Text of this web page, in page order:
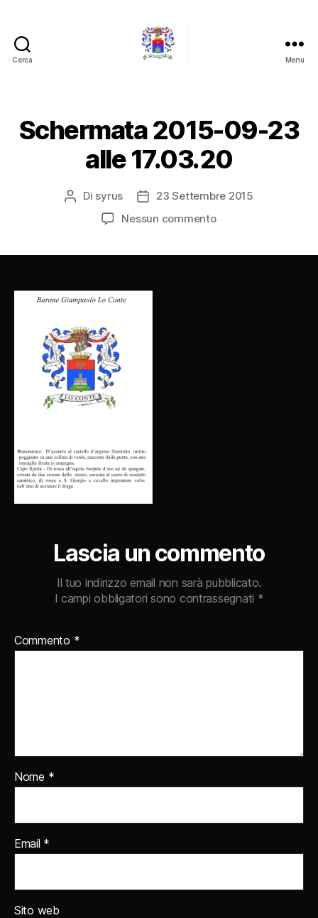
Cerca
Conte
Menu
Schermata 2015-09-23
alle 17.03.20
Autore
articolo
Di syrus
Data23 Settembre 2015
Nessun commentosu
Lascia un commento
Il tuo indirizzo email non sarà pubblicato.
I campi obbligatori sono contrassegnati *
Commento *
Nome *
Email *
Sito web